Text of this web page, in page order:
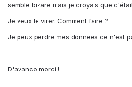
semble bizare mais je croyais que
Je veux le virer. Comment faire ?
Je peux perdre mes données ce n'est
D'avance merci !